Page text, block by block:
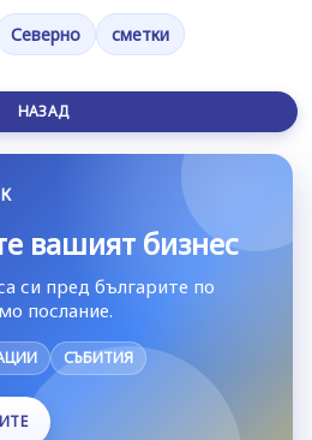
Северно сметки
НАЗАД
вашият бизнес
си пред българите по
послание.
СЪБИТИЯ